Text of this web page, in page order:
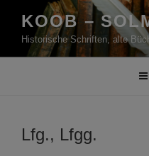
Inhalt
springen
KOOB –
Historische Schriften, alte
Lfg., Lfgg.